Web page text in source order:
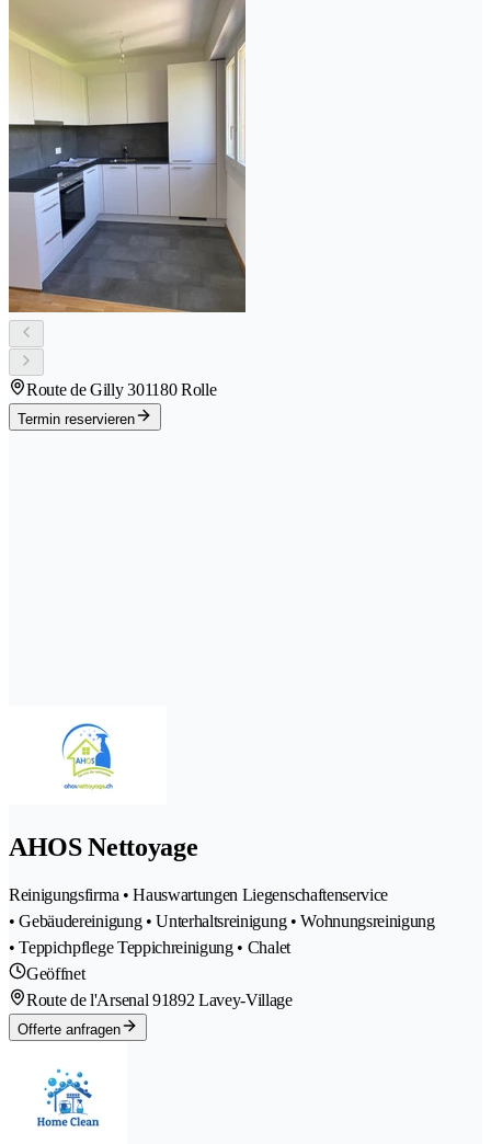
Route de Gilly 301180 Rolle
Termin reservieren
AHOS Nettoyage
Reinigungsfirma • Hauswartungen Liegenschaftenservice
• Gebäudereinigung • Unterhaltsreinigung • Wohnungsreinigung
• Teppichpflege Teppichreinigung • Chalet
Geöffnet
Route de l'Arsenal 91892 Lavey-Village
Offerte anfragen